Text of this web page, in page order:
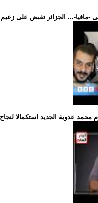
-مافيا-... الجزائر تقبض على زعيم
محمد عدوية الجديد استكمالا لنجاح